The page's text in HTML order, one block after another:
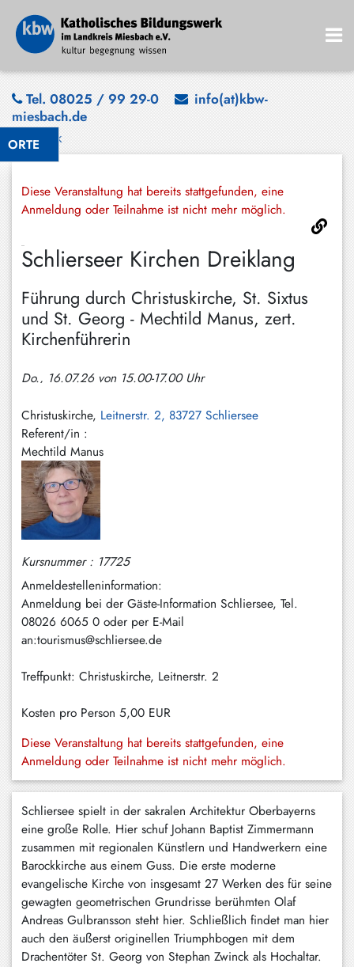
ORTE
Tel. 08025 / 99 29-0
info(at)kbw-
miesbach.de
Zurück
Diese Veranstaltung hat bereits stattgefunden, eine
Anmeldung oder Teilnahme ist nicht mehr möglich.
Schlierseer Kirchen Dreiklang
Führung durch Christuskirche, St. Sixtus
und St. Georg - Mechtild Manus, zert.
Kirchenführerin
Do., 16.07.26 von 15.00-17.00 Uhr
Christuskirche, Leitnerstr. 2, 83727 Schliersee
Referent/in :
Mechtild Manus
Kursnummer : 17725
Anmeldestelleninformation:
Anmeldung bei der Gäste-Information Schliersee, Tel.
08026 6065 0 oder per E-Mail
an:tourismus@schliersee.de
Treffpunkt: Christuskirche, Leitnerstr. 2
Kosten pro Person 5,00 EUR
Diese Veranstaltung hat bereits stattgefunden, eine
Anmeldung oder Teilnahme ist nicht mehr möglich.
Schliersee spielt in der sakralen Architektur Oberbayerns
eine große Rolle. Hier schuf Johann Baptist Zimmermann
zusammen mit regionalen Künstlern und Handwerkern eine
Barockkirche aus einem Guss. Die erste moderne
evangelische Kirche von insgesamt 27 Werken des für seine
gewagten geometrischen Grundrisse berühmten Olaf
Andreas Gulbransson steht hier. Schließlich findet man hier
auch den äußerst originellen Triumphbogen mit dem
Drachentöter St. Georg von Stephan Zwinck als Hochaltar.
Bad
Wiessee
Bayrischzell
Elbach
Großhartpenning
Hausham
Holzkirchen
Kreuth
Leitzachtal
Miesbach
Neuhaus
Otterfing
Rottach-
Egern
/
Tegernsee
Warngau
/
Wall
Weyarn